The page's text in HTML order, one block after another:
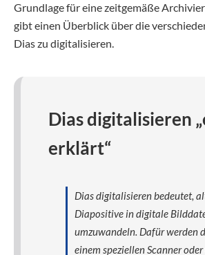
Grundlage für eine zeitgemäße
gibt einen Überblick über die
Dias zu digitalisieren.
Dias digitalisieren
erklärt“
Dias digitalisieren bedeutet,
Diapositive in digitale
umzuwandeln. Dafür werden
einem speziellen Scanner